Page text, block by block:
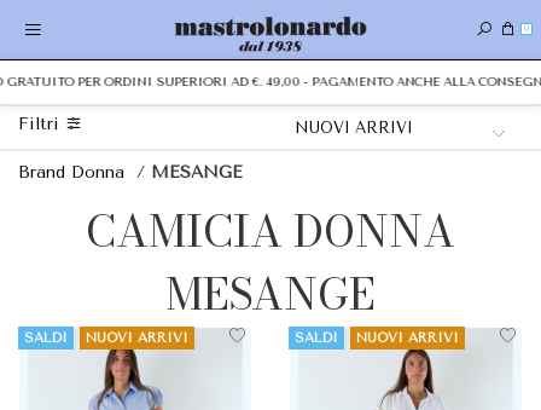
0
PER ORDINI SUPERIORI AD €. 49,00 - PAGAMENTO ANCHE ALLA CONSEGNA
Filtri
Brand Donna / MESANGE
CAMICIA DONNA
MESANGE
SALDI NUOVI ARRIVI SALDI NUOVI ARRIVI